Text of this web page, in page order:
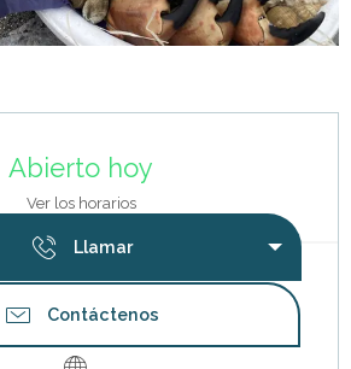
Abierto hoy
Ver los horarios
Llamar
Contáctenos